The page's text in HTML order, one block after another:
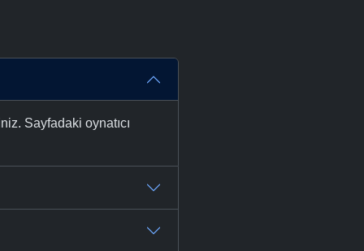
Bölüm No: 47
Sayfadaki oynatıcı